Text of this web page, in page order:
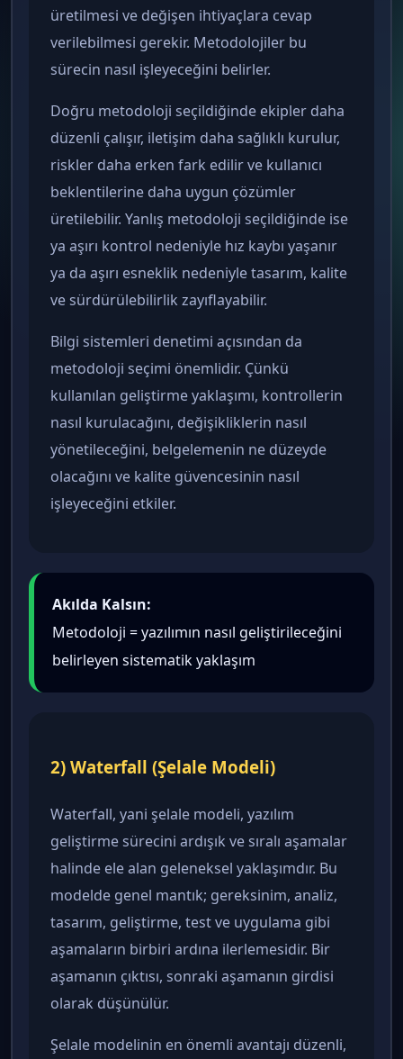
üretilmesi ve değişen ihtiyaçlara cevap
verilebilmesi gerekir. Metodolojiler bu
sürecin nasıl işleyeceğini belirler.
Doğru metodoloji seçildiğinde ekipler daha
düzenli çalışır, iletişim daha sağlıklı kurulur,
riskler daha erken fark edilir ve kullanıcı
beklentilerine daha uygun çözümler
üretilebilir. Yanlış metodoloji seçildiğinde ise
ya aşırı kontrol nedeniyle hız kaybı yaşanır
ya da aşırı esneklik nedeniyle tasarım, kalite
ve sürdürülebilirlik zayıflayabilir.
Bilgi sistemleri denetimi açısından da
metodoloji seçimi önemlidir. Çünkü
kullanılan geliştirme yaklaşımı, kontrollerin
nasıl kurulacağını, değişikliklerin nasıl
yönetileceğini, belgelemenin ne düzeyde
olacağını ve kalite güvencesinin nasıl
işleyeceğini etkiler.
Akılda Kalsın:
Metodoloji = yazılımın nasıl geliştirileceğini
belirleyen sistematik yaklaşım
2) Waterfall (Şelale Modeli)
Waterfall, yani şelale modeli, yazılım
geliştirme sürecini ardışık ve sıralı aşamalar
halinde ele alan geleneksel yaklaşımdır. Bu
modelde genel mantık; gereksinim, analiz,
tasarım, geliştirme, test ve uygulama gibi
aşamaların birbiri ardına ilerlemesidir. Bir
aşamanın çıktısı, sonraki aşamanın girdisi
olarak düşünülür.
Şelale modelinin en önemli avantajı düzenli,